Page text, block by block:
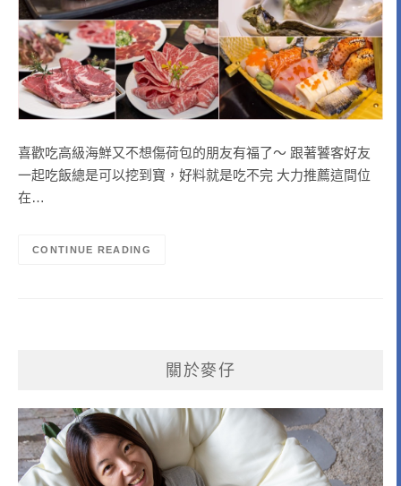
喜歡吃高級海鮮又不想傷荷包的朋友有福了～ 跟著饕客好友
一起吃飯總是可以挖到寶，好料就是吃不完 大力推薦這間位
在…
CONTINUE READING
關於麥仔